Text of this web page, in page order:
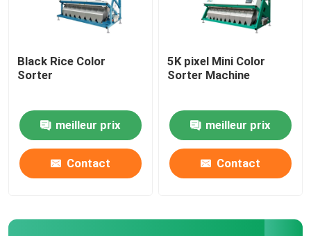
trieuse en plastique de couleur
trieuse de couleur de thé
Trieuse de couleur de ceinture
Trieuse infrarouge
Black Rice Color
Sorter
meilleur prix
Contact
5K pixel Mini Color
Sorter Machine
meilleur prix
Contact